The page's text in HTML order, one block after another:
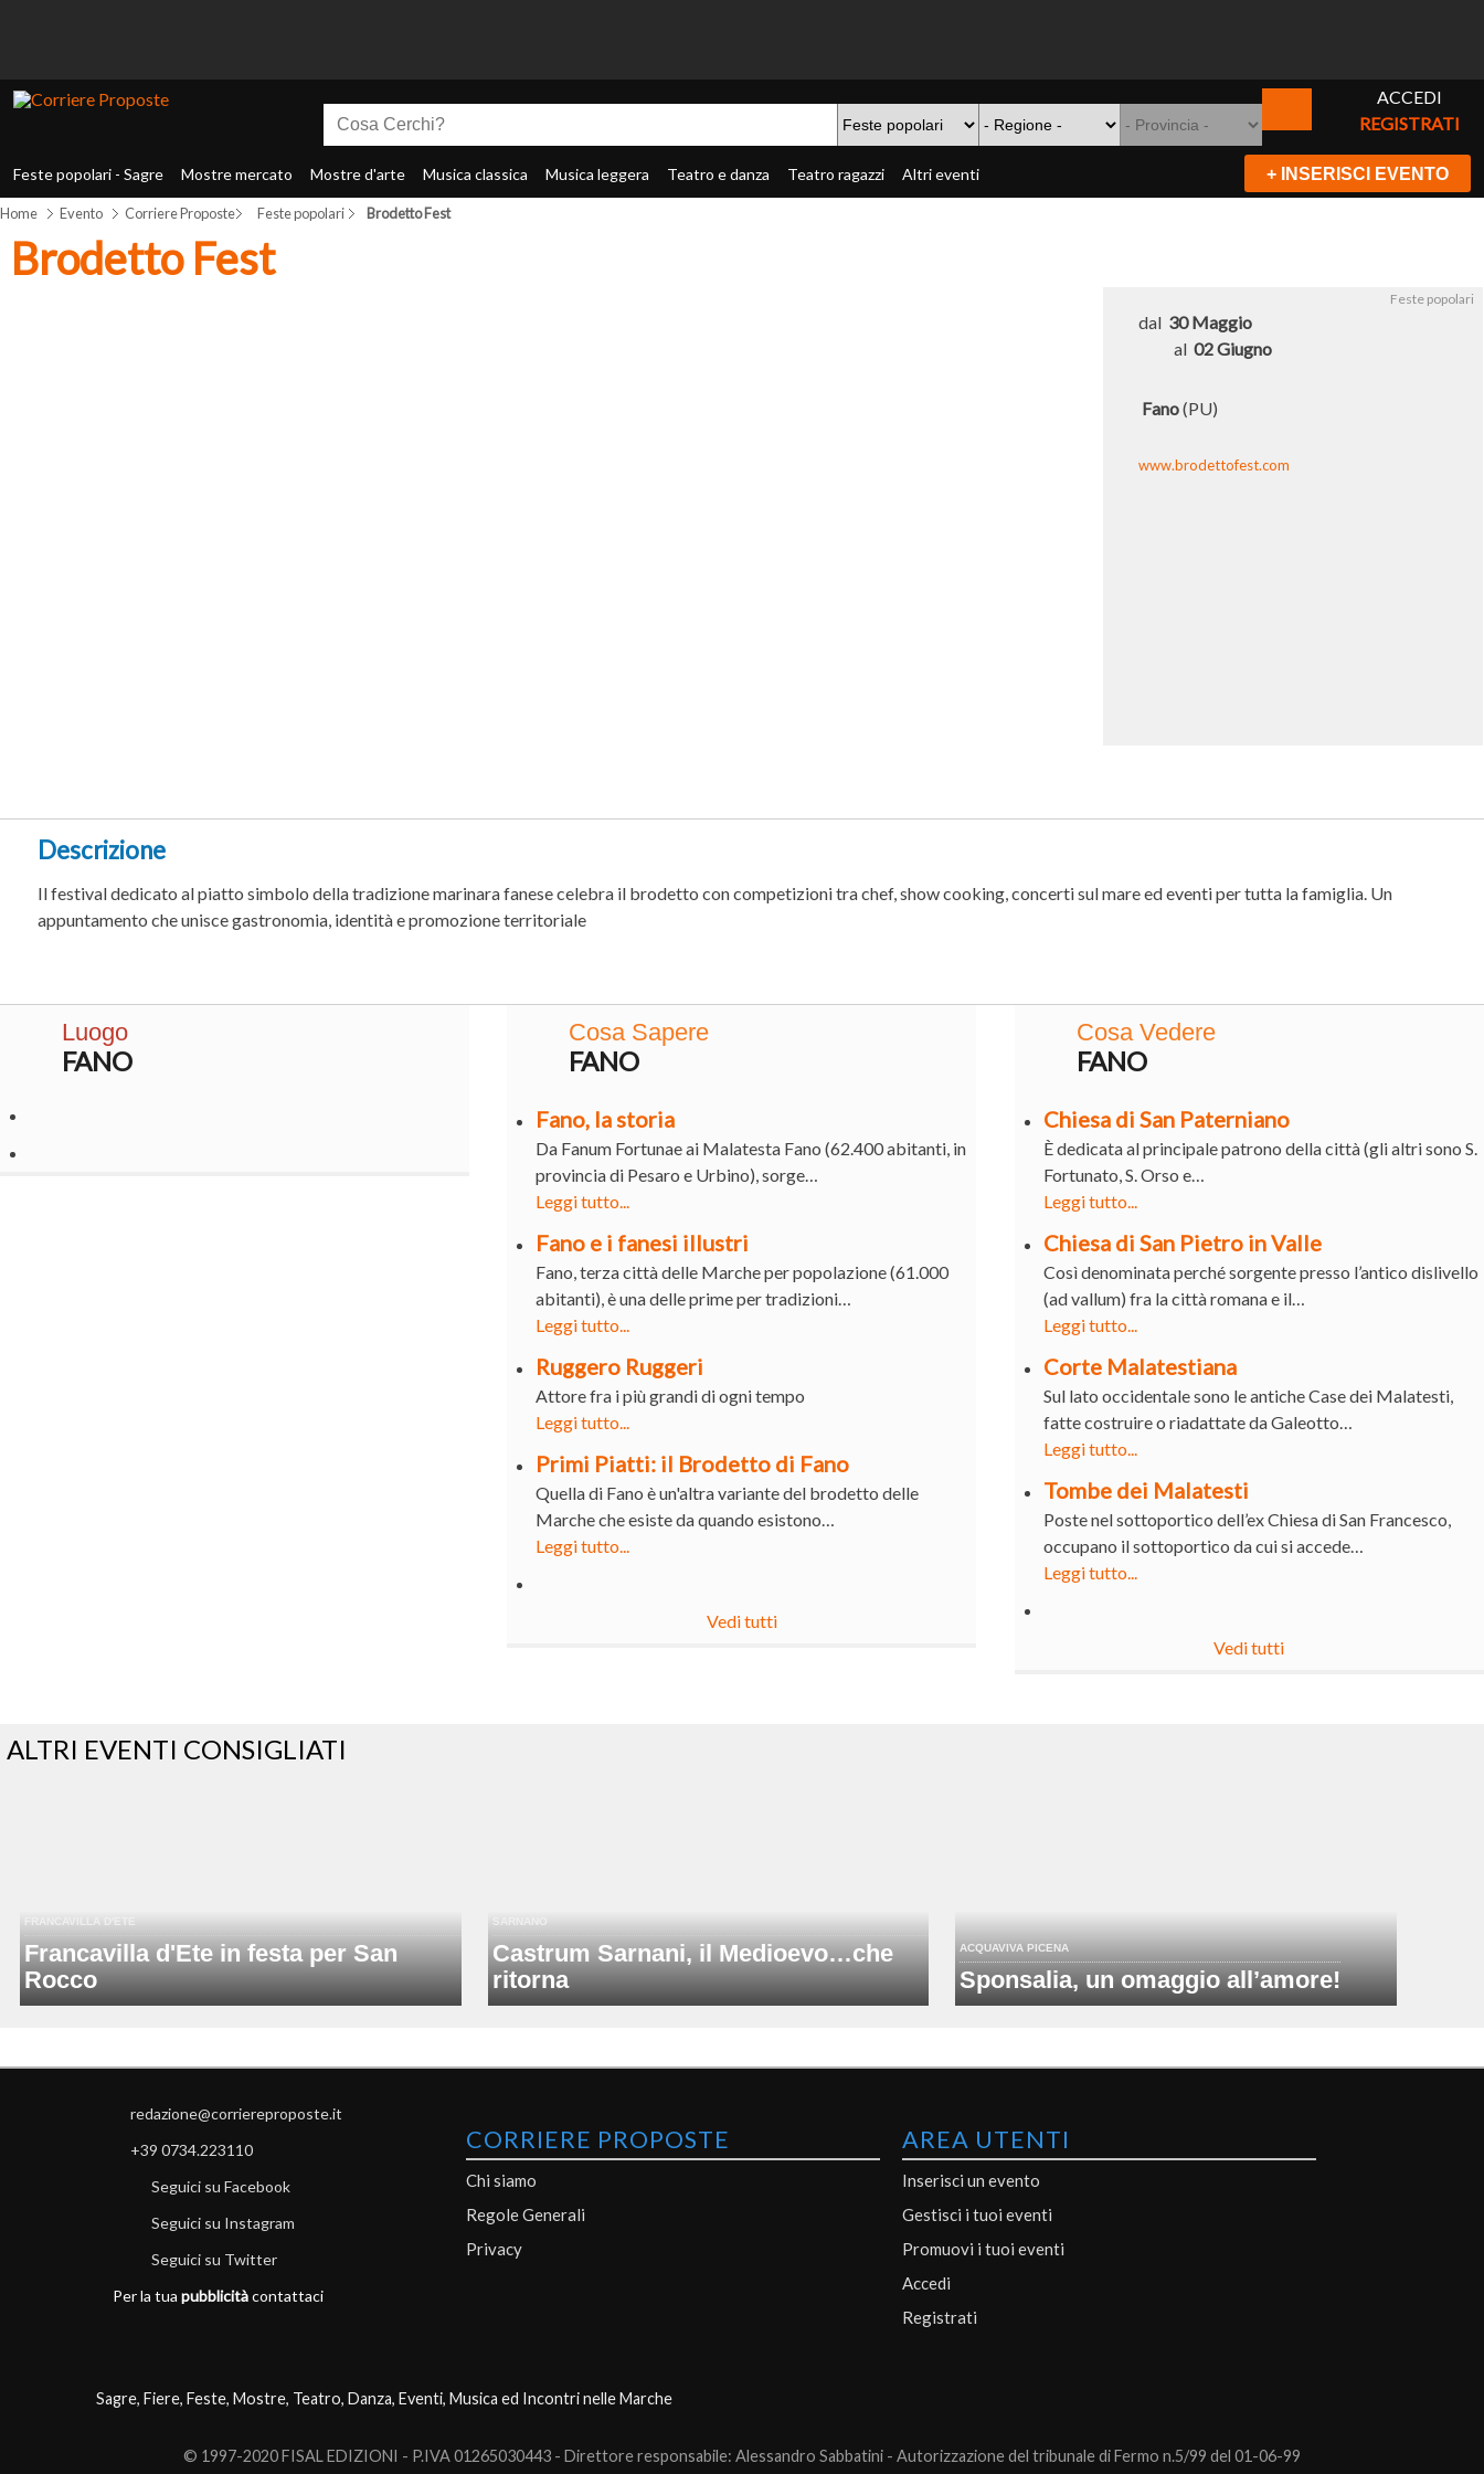
ACCEDI
REGISTRATI
Feste popolari - Sagre Mostre mercato Mostre d'arte Musica classica Musica leggera Teatro e danza Teatro ragazzi Altri eventi + INSERISCI EVENTO
Home Evento Corriere Proposte Feste popolari Brodetto Fest
Brodetto Fest
Feste popolari
dal 30 Maggio
al 02 Giugno
Fano(PU)
www.brodettofest.com
Descrizione
Il festival dedicato al piatto simbolo della tradizione marinara fanese celebra il brodetto con competizioni tra chef, show cooking, concerti sul mare ed eventi per tutta la famiglia. Un
appuntamento che unisce gastronomia, identità e promozione territoriale
Luogo
FANO
Cosa Sapere
FANO
Fano, la storia
Da Fanum Fortunae ai Malatesta Fano (62.400 abitanti, in
provincia di Pesaro e Urbino), sorge…
Leggi tutto...
Fano e i fanesi illustri
Fano, terza città delle Marche per popolazione (61.000
abitanti), è una delle prime per tradizioni…
Leggi tutto...
Ruggero Ruggeri
Attore fra i più grandi di ogni tempo
Leggi tutto...
Primi Piatti: il Brodetto di Fano
Quella di Fano è un'altra variante del brodetto delle
Marche che esiste da quando esistono…
Leggi tutto...
Vedi tutti
Cosa Vedere
FANO
Chiesa di San Paterniano
È dedicata al principale patrono della città (gli altri sono S.
Fortunato, S. Orso e…
Leggi tutto...
Chiesa di San Pietro in Valle
Così denominata perché sorgente presso l’antico dislivello
(ad vallum) fra la città romana e il…
Leggi tutto...
Corte Malatestiana
Sul lato occidentale sono le antiche Case dei Malatesti,
fatte costruire o riadattate da Galeotto…
Leggi tutto...
Tombe dei Malatesti
Poste nel sottoportico dell’ex Chiesa di San Francesco,
occupano il sottoportico da cui si accede…
Leggi tutto...
Vedi tutti
ALTRI EVENTI CONSIGLIATI
Francavilla d'Ete in festa per San
Rocco
Castrum Sarnani, il Medioevo…che
ritorna
ACQUAVIVA PICENA
Sponsalia, un omaggio all’amore!
redazione@corriereproposte.it
+39 0734.223110
Seguici su Facebook
Seguici su Instagram
Seguici su Twitter
Per la tua pubblicitàcontattaci
CORRIERE PROPOSTE
Chi siamo
Regole Generali
Privacy
AREA UTENTI
Inserisci un evento
Gestisci i tuoi eventi
Promuovi i tuoi eventi
Accedi
Registrati
Sagre, Fiere, Feste, Mostre, Teatro, Danza, Eventi, Musica ed Incontri nelle Marche
© 1997-2020 FISAL EDIZIONI - P.IVA 01265030443 - Direttore responsabile: Alessandro Sabbatini - Autorizzazione del tribunale di Fermo n.5/99 del 01-06-99